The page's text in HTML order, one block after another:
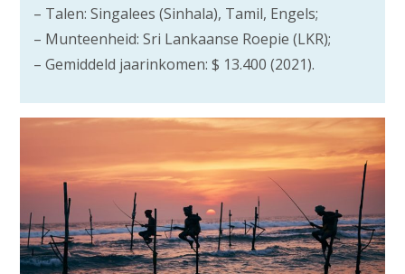
– Talen: Singalees (Sinhala), Tamil, Engels;
– Munteenheid: Sri Lankaanse Roepie (LKR);
– Gemiddeld jaarinkomen: $ 13.400 (2021).